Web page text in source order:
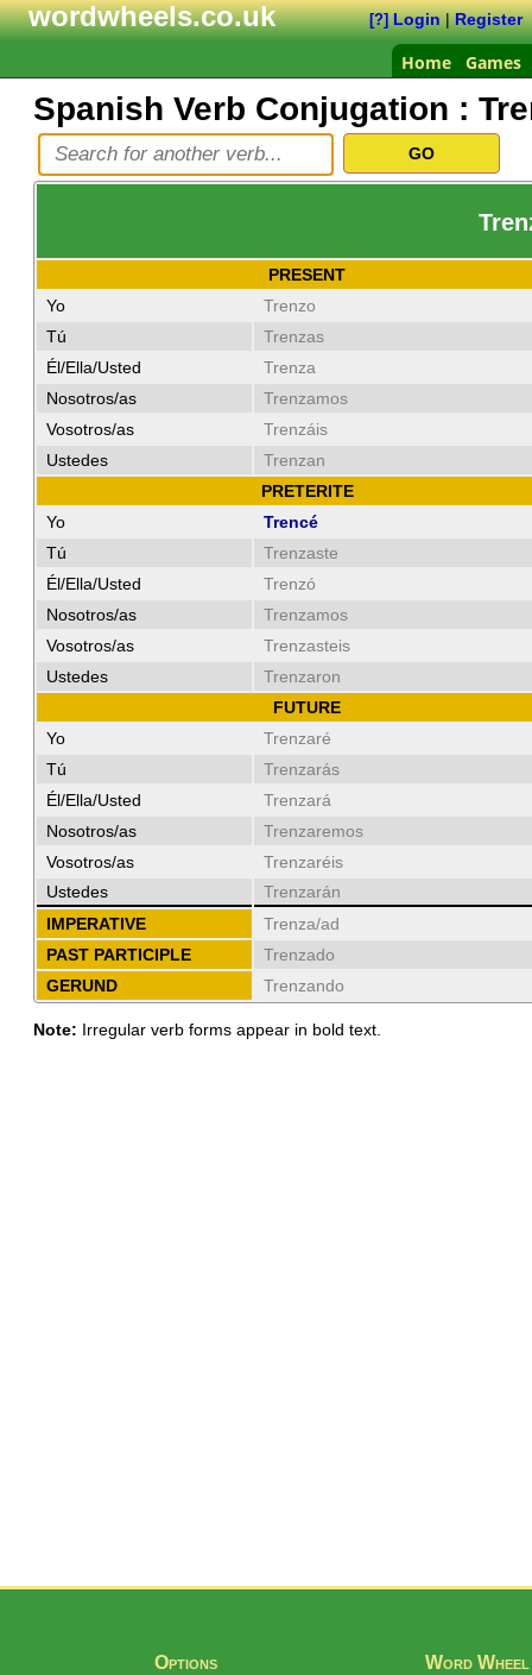
wordwheels.co.uk [?] Login|Register
Home Games
Spanish Verb Conjugation :
PRESENT
Yo
Trenzo
Tú
Trenzas
Él/Ella/Usted
Trenza
Nosotros/as
Trenzamos
Vosotros/as
Trenzáis
Ustedes
Trenzan
PRETERITE
Yo
Trencé
Tú
Trenzaste
Él/Ella/Usted
Trenzó
Nosotros/as
Trenzamos
Vosotros/as
Trenzasteis
Ustedes
Trenzaron
FUTURE
Yo
Trenzaré
Tú
Trenzarás
Él/Ella/Usted
Trenzará
Nosotros/as
Trenzaremos
Vosotros/as
Trenzaréis
Ustedes
Trenzarán
IMPERATIVE
Trenza/ad
PAST PARTICIPLE
Trenzado
GERUND
Trenzando
Note: Irregular verb forms appear in bold text.
Options Word Wheel